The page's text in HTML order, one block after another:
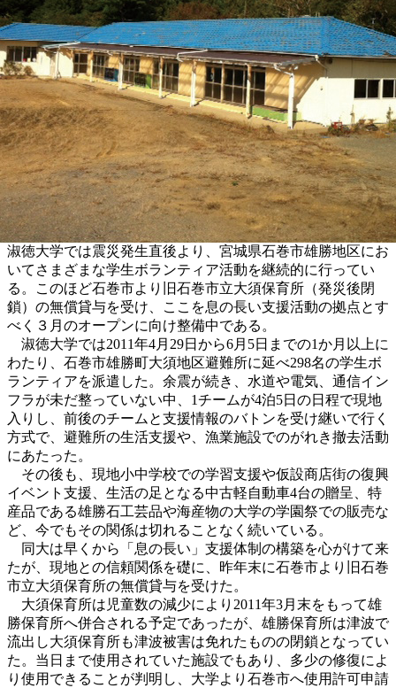
淑徳大学では震災発生直後より、宮城県石巻市雄勝地区にお
いてさまざまな学生ボランティア活動を継続的に行ってい
る。このほど石巻市より旧石巻市立大須保育所（発災後閉
鎖）の無償貸与を受け、ここを息の長い支援活動の拠点とす
べく３月のオープンに向け整備中である。
淑徳大学では2011年4月29日から6月5日までの1か月以上に
わたり、石巻市雄勝町大須地区避難所に延べ298名の学生ボ
ランティアを派遣した。余震が続き、水道や電気、通信イン
フラが未だ整っていない中、1チームが4泊5日の日程で現地
入りし、前後のチームと支援情報のバトンを受け継いで行く
方式で、避難所の生活支援や、漁業施設でのがれき撤去活動
にあたった。
その後も、現地小中学校での学習支援や仮設商店街の復興
イベント支援、生活の足となる中古軽自動車4台の贈呈、特
産品である雄勝石工芸品や海産物の大学の学園祭での販売な
ど、今でもその関係は切れることなく続いている。
同大は早くから「息の長い」支援体制の構築を心がけて来
たが、現地との信頼関係を礎に、昨年末に石巻市より旧石巻
市立大須保育所の無償貸与を受けた。
大須保育所は児童数の減少により2011年3月末をもって雄
勝保育所へ併合される予定であったが、雄勝保育所は津波で
流出し大須保育所も津波被害は免れたものの閉鎖となってい
た。当日まで使用されていた施設でもあり、多少の修復によ
り使用できることが判明し、大学より石巻市へ使用許可申請